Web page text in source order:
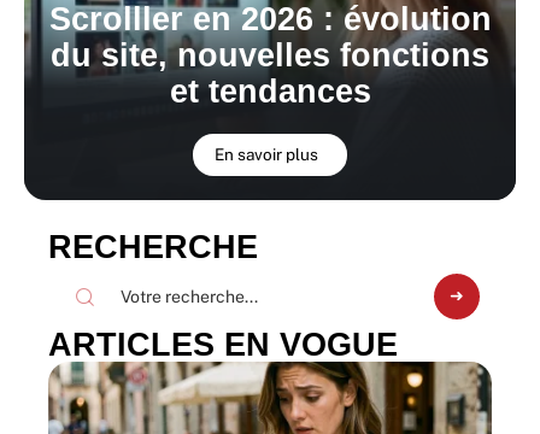
Scrolller en 2026 : évolution
du site, nouvelles fonctions
et tendances
En savoir plus
RECHERCHE
ARTICLES EN VOGUE